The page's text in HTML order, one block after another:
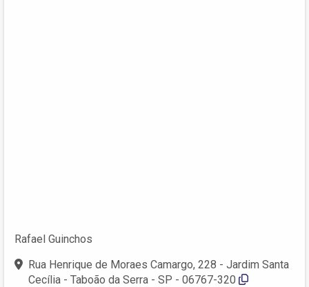
Rafael Guinchos
Rua Henrique de Moraes Camargo, 228 - Jardim Santa
Cecília - Taboão da Serra - SP - 06767-320